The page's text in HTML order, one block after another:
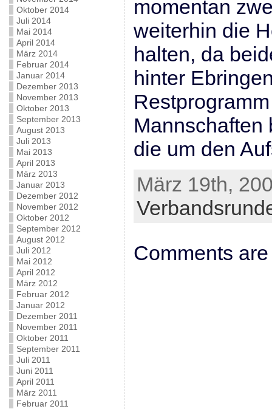
Oktober 2014
Juli 2014
Mai 2014
April 2014
März 2014
Februar 2014
Januar 2014
Dezember 2013
November 2013
Oktober 2013
September 2013
August 2013
Juli 2013
Mai 2013
April 2013
März 2013
Januar 2013
Dezember 2012
November 2012
Oktober 2012
September 2012
August 2012
Juli 2012
Mai 2012
April 2012
März 2012
Februar 2012
Januar 2012
Dezember 2011
November 2011
Oktober 2011
September 2011
Juli 2011
Juni 2011
April 2011
März 2011
Februar 2011
momentan
weiterhin die
halten, da
hinter
Mannschaften
die um den
März 19th,
Comments